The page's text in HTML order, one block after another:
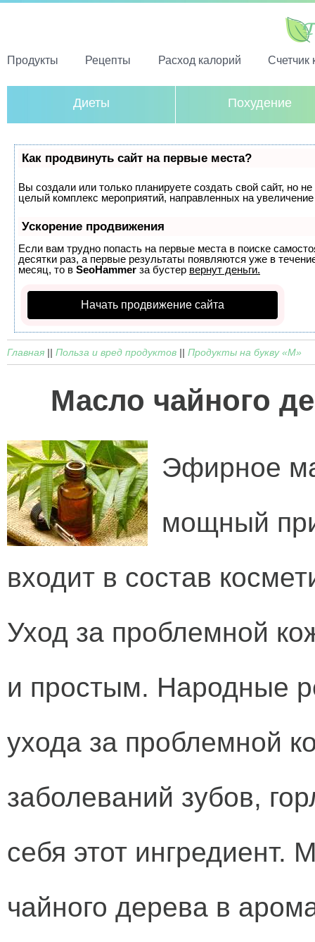
Продукты Рецепты Расход калорий Счетчик
Диеты Похудение
Как продвинуть сайт на первые места?
Вы создали или только планируете создать свой сайт, но
целый комплекс мероприятий, направленных на
Ускорение продвижения
Если вам трудно попасть на первые места в поиске
десятки раз, а первые результаты появляются уже в
месяц, то в SeoHammer за бустер вернут деньги.
Начать продвижение сайта
Главная || Польза и вред продуктов || Продукты на букву «М»
Масло чайного
Эфирное
мощный
входит в состав
Уход за проблемной
и простым. Народные
ухода за проблемной
заболеваний зубов,
себя этот
чайного дерева в